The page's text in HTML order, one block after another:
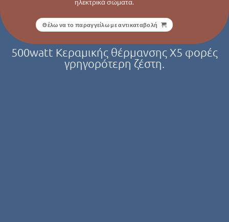
ηλεκτρικά σώματα.
Θέλω να το παραγγείλω με αντικαταβολή
500watt Κεραμικής θέρμανσης X5 φορές
γρηγορότερη ζέστη.